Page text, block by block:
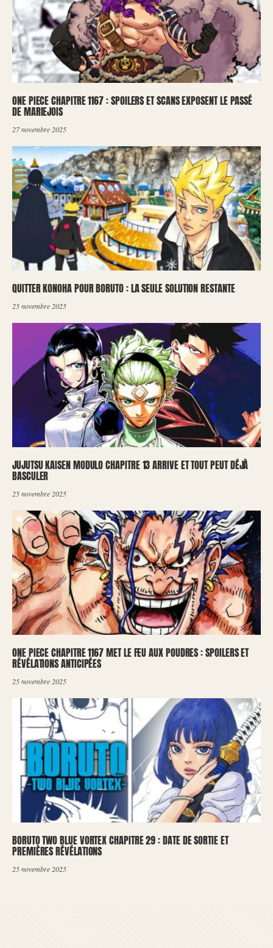
ONE PIECE CHAPITRE 1167 : SPOILERS ET SCANS EXPOSENT LE PASSÉ
DE MARIEJOIS
27 novembre 2025
QUITTER KONOHA POUR BORUTO : LA SEULE SOLUTION RESTANTE
25 novembre 2025
JUJUTSU KAISEN MODULO CHAPITRE 13 ARRIVE ET TOUT PEUT DÉJÀ
BASCULER
25 novembre 2025
ONE PIECE CHAPITRE 1167 MET LE FEU AUX POUDRES : SPOILERS ET
RÉVÉLATIONS ANTICIPÉES
25 novembre 2025
BORUTO TWO BLUE VORTEX CHAPITRE 29 : DATE DE SORTIE ET
PREMIÈRES RÉVÉLATIONS
25 novembre 2025